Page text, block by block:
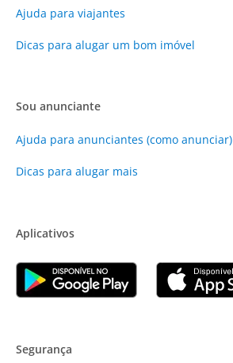
Ajuda para viajantes
Dicas para alugar um bom imóvel
Sou anunciante
Ajuda para anunciantes (como anunciar)
Dicas para alugar mais
Aplicativos
Segurança